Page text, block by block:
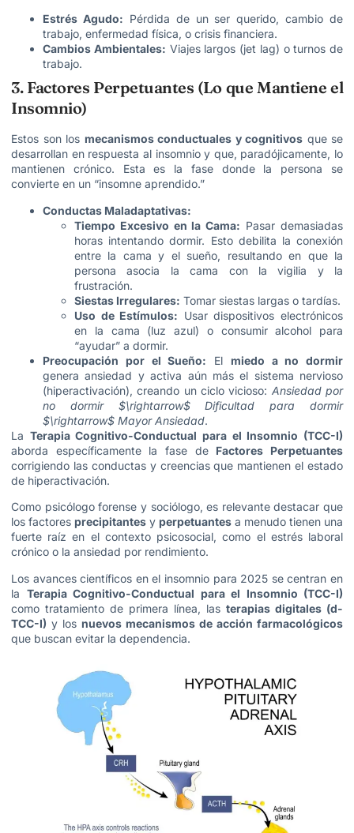
Estrés Agudo: Pérdida de un ser querido, cambio de
trabajo, enfermedad física, o crisis financiera.
Cambios Ambientales: Viajes largos (jet lag) o turnos de
trabajo.
3. Factores Perpetuantes (Lo que Mantiene el
Insomnio)
Estos son los mecanismos conductuales y cognitivos que se
desarrollan en respuesta al insomnio y que, paradójicamente, lo
mantienen crónico. Esta es la fase donde la persona se
convierte en un “insomne aprendido.”
Conductas Maladaptativas:
Tiempo Excesivo en la Cama: Pasar demasiadas
horas intentando dormir. Esto debilita la conexión
entre la cama y el sueño, resultando en que la
persona asocia la cama con la vigilia y la
frustración.
Siestas Irregulares: Tomar siestas largas o tardías.
Uso de Estímulos: Usar dispositivos electrónicos
en la cama (luz azul) o consumir alcohol para
“ayudar” a dormir.
Preocupación por el Sueño: El miedo a no dormir
genera ansiedad y activa aún más el sistema nervioso
(hiperactivación), creando un ciclo vicioso: Ansiedad por
no dormir $\rightarrow$ Dificultad para dormir
$\rightarrow$ Mayor Ansiedad.
La Terapia Cognitivo-Conductual para el Insomnio (TCC-I)
aborda específicamente la fase de Factores Perpetuantes
corrigiendo las conductas y creencias que mantienen el estado
de hiperactivación.
Como psicólogo forense y sociólogo, es relevante destacar que
los factores precipitantes y perpetuantes a menudo tienen una
fuerte raíz en el contexto psicosocial, como el estrés laboral
crónico o la ansiedad por rendimiento.
Los avances científicos en el insomnio para 2025 se centran en
la Terapia Cognitivo-Conductual para el Insomnio (TCC-I)
como tratamiento de primera línea, las terapias digitales (d-
TCC-I) y los nuevos mecanismos de acción farmacológicos
que buscan evitar la dependencia.